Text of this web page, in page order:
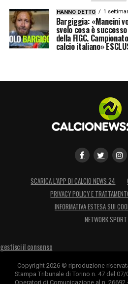
HANNO DETTO 1
Bargiggia: «Mancini
svelo cosa è
della FIGC.
calcio italiano»
SCARICA L’APP DI CALCIO NEWS 24
PRIVACY POLICY E
INFORMATIVA ESTESA SUI
NETWORK SPORT
gestisci il consenso
Copyright 2026 © riproduzione
Stampa Tribunale di Torino n. 47 del
Operatori di Comunicazione al n. 26692